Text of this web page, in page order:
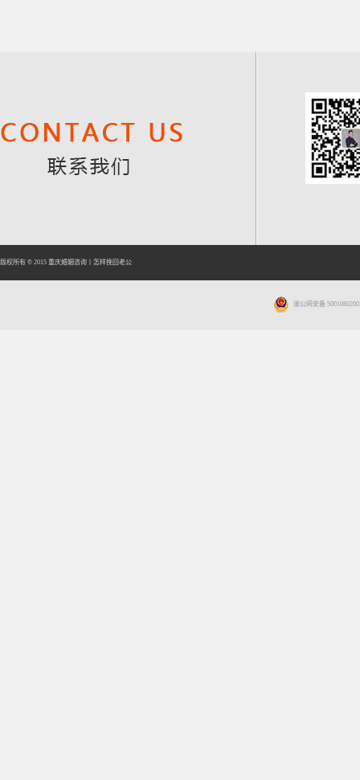
版权所有 © 2015 重庆婚姻咨询 怎样挽回老公
渝公网安备